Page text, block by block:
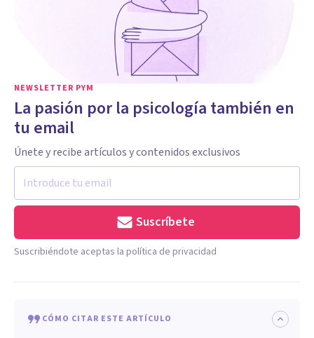
NEWSLETTER PYM
La pasión por la psicología también en
tu email
Únete y recibe artículos y contenidos exclusivos
Suscríbete
Suscribiéndote aceptas la política de privacidad
CÓMO CITAR ESTE ARTÍCULO